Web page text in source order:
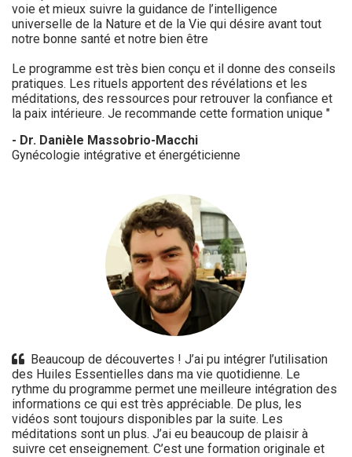
voie et mieux suivre la guidance de l’intelligence
universelle de la Nature et de la Vie qui désire avant tout
notre bonne santé et notre bien être
Le programme est très bien conçu et il donne des conseils
pratiques. Les rituels apportent des révélations et les
méditations, des ressources pour retrouver la confiance et
la paix intérieure. Je recommande cette formation unique "
- Dr. Danièle Massobrio-Macchi
Gynécologie intégrative et énergéticienne
Beaucoup de découvertes ! J’ai pu intégrer l’utilisation
des Huiles Essentielles dans ma vie quotidienne. Le
rythme du programme permet une meilleure intégration des
informations ce qui est très appréciable. De plus, les
vidéos sont toujours disponibles par la suite. Les
méditations sont un plus. J’ai eu beaucoup de plaisir à
suivre cet enseignement. C’est une formation originale et